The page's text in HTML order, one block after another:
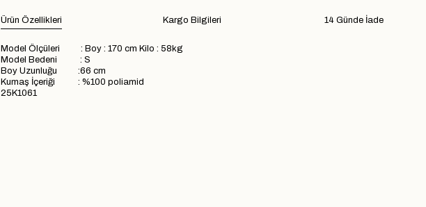
Ürün Özellikleri 14 Günde İade
Kargo Bilgileri
Model Ölçüleri : Boy : 170 cm Kilo : 58kg
Model Bedeni : S
Boy Uzunluğu :66 cm
Kumaş İçeriği : %100 poliamid
25K1061